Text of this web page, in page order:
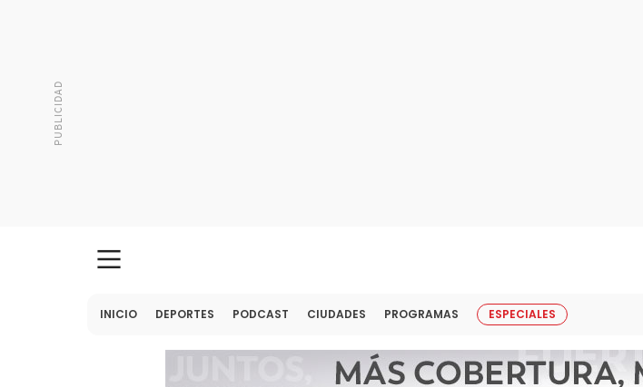
INICIO DEPORTES PODCAST CIUDADES PROGRAMAS ESPECIALES